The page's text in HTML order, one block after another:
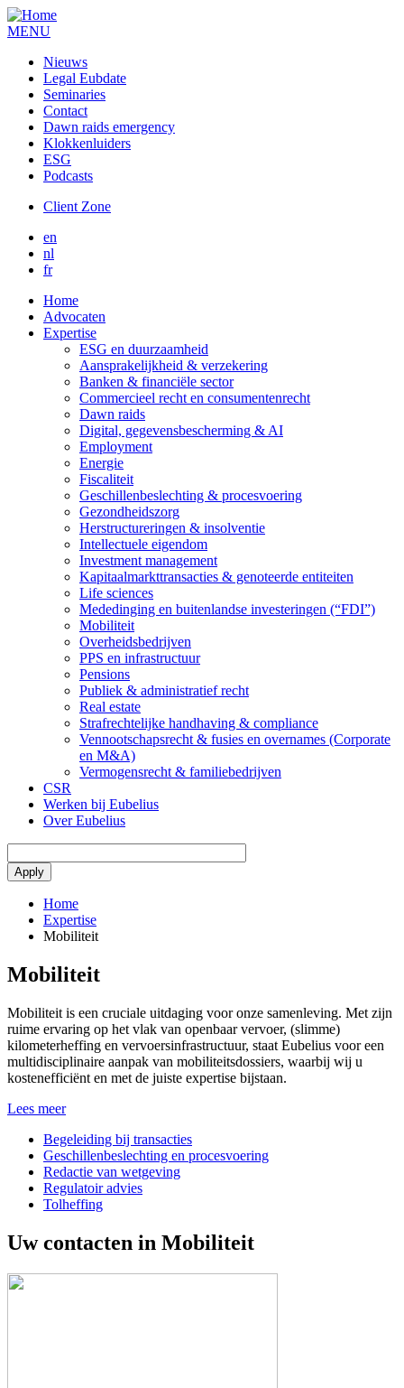
MENU
Nieuws
Legal Eubdate
Seminaries
Contact
Dawn raids emergency
Klokkenluiders
ESG
Podcasts
Client Zone
en
nl
fr
Home
Advocaten
Expertise
ESG en duurzaamheid
Aansprakelijkheid & verzekering
Banken & financiële sector
Commercieel recht en consumentenrecht
Dawn raids
Digital, gegevensbescherming & AI
Employment
Energie
Fiscaliteit
Geschillenbeslechting & procesvoering
Gezondheidszorg
Herstructureringen & insolventie
Intellectuele eigendom
Investment management
Kapitaalmarkttransacties & genoteerde entiteiten
Life sciences
Mededinging en buitenlandse investeringen (“FDI”)
Mobiliteit
Overheidsbedrijven
PPS en infrastructuur
Pensions
Publiek & administratief recht
Real estate
Strafrechtelijke handhaving & compliance
Vennootschapsrecht & fusies en overnames (Corporate
en M&A)
Vermogensrecht & familiebedrijven
CSR
Werken bij Eubelius
Over Eubelius
Home
Expertise
Mobiliteit
Mobiliteit
Mobiliteit is een cruciale uitdaging voor onze samenleving. Met zijn
ruime ervaring op het vlak van openbaar vervoer, (slimme)
kilometerheffing en vervoersinfrastructuur, staat Eubelius voor een
multidisciplinaire aanpak van mobiliteitsdossiers, waarbij wij u
kostenefficiënt en met de juiste expertise bijstaan.
Lees meer
Begeleiding bij transacties
Geschillenbeslechting en procesvoering
Redactie van wetgeving
Regulatoir advies
Tolheffing
Uw contacten in Mobiliteit